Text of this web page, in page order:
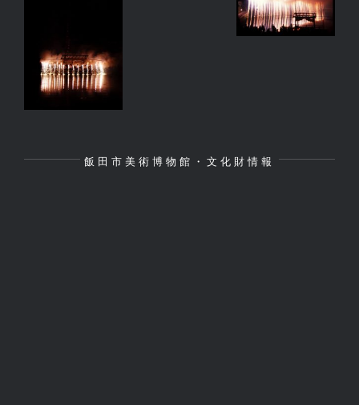
飯田市美術博物館・文化財情報